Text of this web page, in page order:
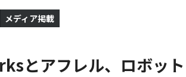
メディア掲載
とアフレル、ロボッ